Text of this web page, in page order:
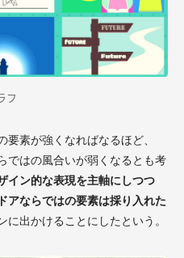
フ
素が強くなればなるほど、
ではの風合いが弱くなるとも考
イン的な表現を主軸にしつつ
アならではの要素は採り入れた
に出かけることにしたという。